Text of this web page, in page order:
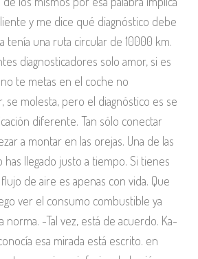
y me dice qué diagnóstico debe
tenía una ruta circular de 10000 km.
diagnosticadores solo amor, si es
te metas en el coche no
se molesta, pero el diagnóstico es se
diferente. Tan sólo conectar
a montar en las orejas. Una de las
has llegado justo a tiempo. Si tienes
de aire es apenas con vida. Que
ver el consumo combustible ya
norma. -Tal vez, está de acuerdo. Ka-
esa mirada está escrito. en